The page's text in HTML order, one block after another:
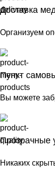
Доставка
Организуем
Пункт
Вы можете
Прозрачные
Никаких